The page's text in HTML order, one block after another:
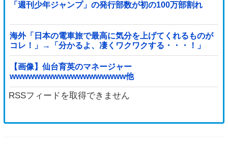
「週刊少年ジャンプ」の発行部数が初の100万部割れ
海外「日本の電車旅で最高に気分を上げてくれるものが
コレ！」→「分かるよ、凄くワクワクする・・・！」
【海外の反応】
【画像】仙台育英のマネージャー
wwwwwwwwwwwwwwwwwww他
RSSフィードを取得できません